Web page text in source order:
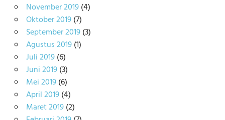
November 2019(4)
Oktober 2019(7)
September 2019(3)
Agustus 2019(1)
Juli 2019(6)
Juni 2019(3)
Mei 2019(6)
April 2019(4)
Maret 2019(2)